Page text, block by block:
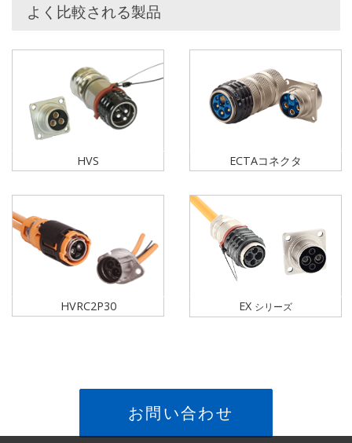
よく比較される製品
HVS ECTAコネクタ
HVRC2P30 EX シリーズ
お問い合わせ